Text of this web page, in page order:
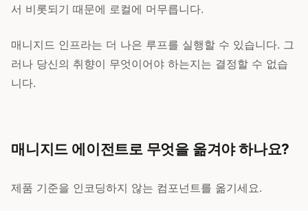
서 비롯되기 때문에 로컬에 머무릅니다.
매니지드 인프라는 더 나은 루프를 실행할 수 있습니다. 그
러나 당신의 취향이 무엇이어야 하는지는 결정할 수 없습
니다.
매니지드 에이전트로 무엇을 옮겨야 하나요?
제품 기준을 인코딩하지 않는 컴포넌트를 옮기세요.